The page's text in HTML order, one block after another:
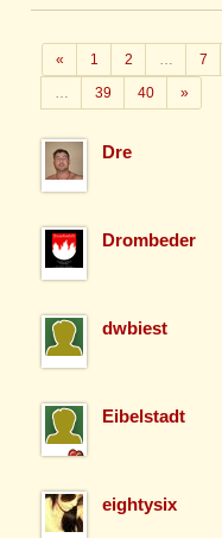
«Zurück
1 2 … 7
…
39 40 »Weiter
Dre
Drombeder
dwbiest
Eibelstadt
eightysix